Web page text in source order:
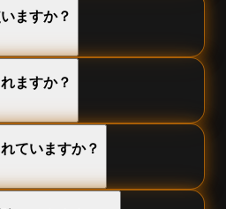
ますか？
ますか？
ていますか？